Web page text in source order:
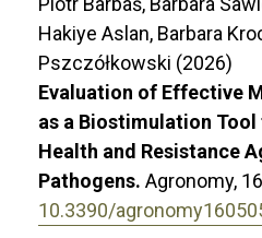
Hakiye Aslan, Barbara
Pszczółkowski (2026)
Evaluation of Effective
as a Biostimulation
Health and Resistance
Pathogens. Agronomy, 16
10.3390/